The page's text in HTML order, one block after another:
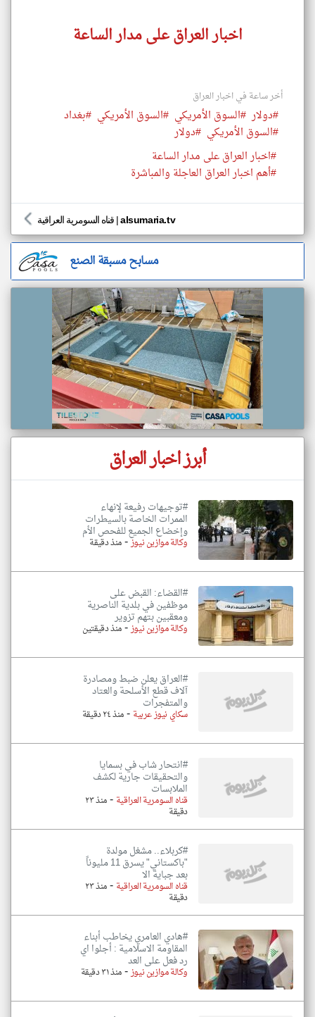
اخبار العراق على مدار الساعة
أخر ساعة في اخبار العراق
#دولار #السوق الأمريكي #السوق الأمريكي #بغداد
#السوق الأمريكي #دولار
#اخبار العراق على مدار الساعة
#أهم اخبار العراق العاجلة والمباشرة
قناه السومرية العراقية |alsumaria.tv
مسابح مسبقة الصنع
أبرز اخبار العراق
#توجيهات رفيعة لإنهاء
الممرات الخاصة بالسيطرات
وإخضاع الجميع للفحص الأم
وكالة موازين نيوز-منذ دقيقة
#القضاء: القبض على
موظفين في بلدية الناصرية
ومعقبين بتهم تزوير
وكالة موازين نيوز-منذ دقيقتين
#العراق يعلن ضبط ومصادرة
آلاف قطع الأسلحة والعتاد
والمتفجرات
سكاي نيوز عربية -منذ ٢٤ دقيقة
#انتحار شاب في بسمايا
والتحقيقات جارية لكشف
الملابسات
قناه السومرية العراقية - منذ ٢٣
دقيقة
#كربلاء.. مشغل مولدة
"باكستاني" يسرق 11 مليوناً
بعد جباية الا
قناه السومرية العراقية - منذ ٢٣
دقيقة
#هادي العامري يخاطب أبناء
المقاومة الاسلامية : أجلوا اي
رد فعل على العد
وكالة موازين نيوز-منذ ٣١ دقيقة